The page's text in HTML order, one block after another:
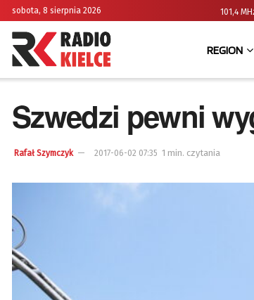
sobota, 8 sierpnia 2026 101,4
REGION
Szwedzi pewni
Rafał Szymczyk 2017-06-02 07:35 1 min. czytania